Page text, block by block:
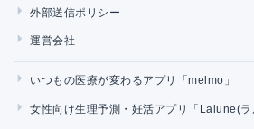
外部送信ポリシー
運営会社
いつもの医療が変わるアプリ「melmo」
女性向け生理予測・妊活アプリ「Lalune(ラ